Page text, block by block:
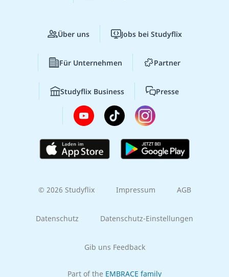
Über uns Jobs bei Studyflix
Für Unternehmen Partner
Studyflix Business Presse
© 2026 Studyflix Impressum AGB
Datenschutz Datenschutz-Einstellungen
Gib uns Feedback
Part of the EMBRACE family